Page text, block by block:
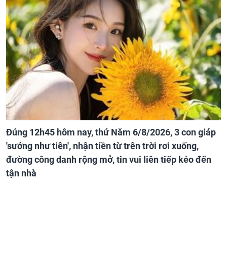
Đúng 12h45 hôm nay, thứ Năm 6/8/2026, 3 con giáp
'sướng như tiên', nhận tiền từ trên trời rơi xuống,
đường công danh rộng mở, tin vui liên tiếp kéo đến
tận nhà